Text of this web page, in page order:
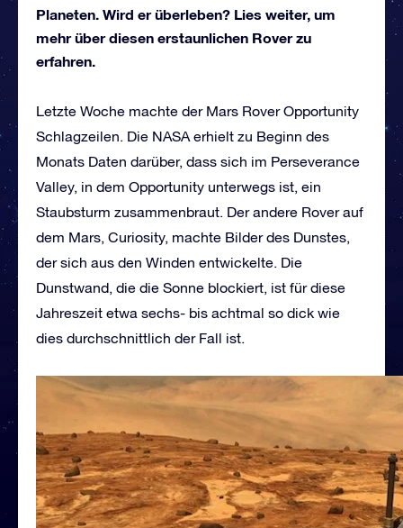
Planeten. Wird er überleben? Lies weiter, um
mehr über diesen erstaunlichen Rover zu
erfahren.
Letzte Woche machte der Mars Rover Opportunity
Schlagzeilen. Die NASA erhielt zu Beginn des
Monats Daten darüber, dass sich im Perseverance
Valley, in dem Opportunity unterwegs ist, ein
Staubsturm zusammenbraut. Der andere Rover auf
dem Mars, Curiosity, machte Bilder des Dunstes,
der sich aus den Winden entwickelte. Die
Dunstwand, die die Sonne blockiert, ist für diese
Jahreszeit etwa sechs- bis achtmal so dick wie
dies durchschnittlich der Fall ist.